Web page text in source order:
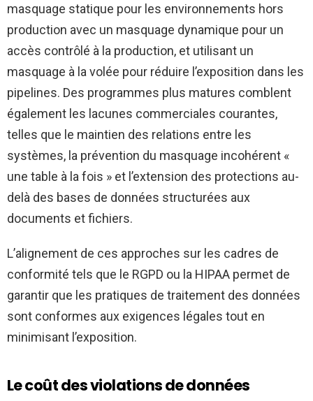
masquage statique pour les environnements hors
production avec un masquage dynamique pour un
accès contrôlé à la production, et utilisant un
masquage à la volée pour réduire l’exposition dans les
pipelines. Des programmes plus matures comblent
également les lacunes commerciales courantes,
telles que le maintien des relations entre les
systèmes, la prévention du masquage incohérent «
une table à la fois » et l’extension des protections au-
delà des bases de données structurées aux
documents et fichiers.
L’alignement de ces approches sur les cadres de
conformité tels que le RGPD ou la HIPAA permet de
garantir que les pratiques de traitement des données
sont conformes aux exigences légales tout en
minimisant l’exposition.
Le coût des violations de données